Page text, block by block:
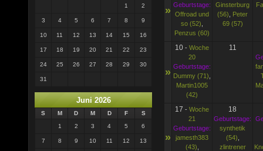
1
2
3 4 5 6 7 8 9
10 11 12 13 14 15 16
17 18 19 20 21 22 23
24 25 26 27 28 29 30
31
Juni 2026
S M D M D F
S
1
2 3 4 5 6
7 8 9 10 11 12 13
» Geburtstage:
Offroad und
so (52)
Penzus (60)
Ginsterburg
(56)
Peter
69 (57)
»
10 - Woche
20
Geburtstage:
Dummy (71)
Martin1005
(42)
11
»
17 - Woche
21
Geburtstage:
jamesth383
(43)
18
Geburtstage:
synthetik
(54)
zlintrener